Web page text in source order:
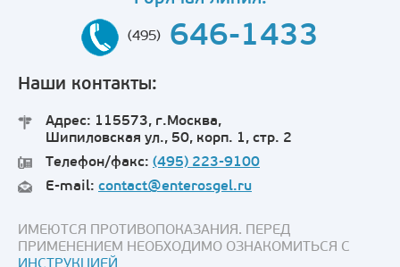
(495) 646-1433
Наши контакты:
Адрес: 115573, г.Москва,
Шипиловская ул., 50, корп. 1, стр. 2
Телефон/факс: (495) 223-9100
E-mail: contact@enterosgel.ru
ИМЕЮТСЯ ПРОТИВОПОКАЗАНИЯ. ПЕРЕД
ПРИМЕНЕНИЕМ НЕОБХОДИМО ОЗНАКОМИТЬСЯ С
ИНСТРУКЦИЕЙ